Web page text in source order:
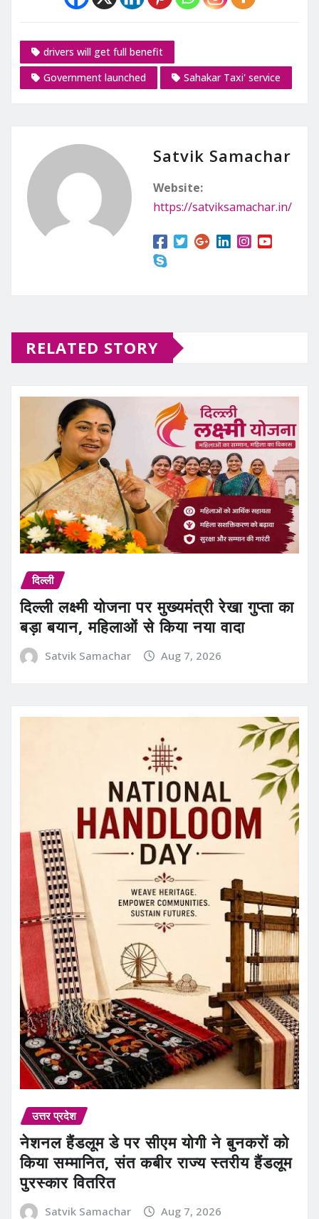
drivers will get full benefit
Government launched
Sahakar Taxi' service
Satvik Samachar
Website:
https://satviksamachar.in/
RELATED STORY
दिल्ली
दिल्ली लक्ष्मी योजना पर मुख्यमंत्री रेखा गुप्ता का
बड़ा बयान, महिलाओं से किया नया वादा
Satvik Samachar Aug 7, 2026
उत्तर प्रदेश
नेशनल हैंडलूम डे पर सीएम योगी ने बुनकरों को
किया सम्मानित, संत कबीर राज्य स्तरीय हैंडलूम
पुरस्कार वितरित
Satvik Samachar Aug 7, 2026